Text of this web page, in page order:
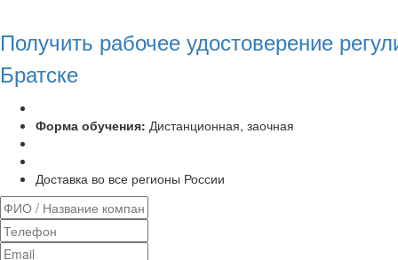
Получить рабочее удостоверение
Братске
Форма обучения: Дистанционная, заочная
Доставка во все регионы России